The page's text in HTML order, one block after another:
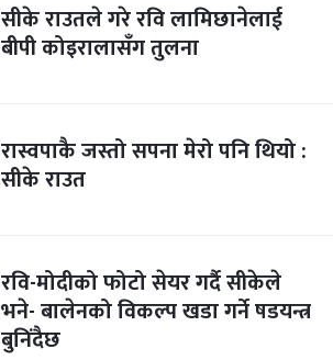
सीके राउतले गरे रवि लामिछानेलाई
बीपी कोइरालासँग तुलना
रास्वपाकै जस्तो सपना मेरो पनि थियो :
सीके राउत
रवि-मोदीको फोटो सेयर गर्दै सीकेले
भने- बालेनको विकल्प खडा गर्ने षडयन्त्र
बुनिंदैछ